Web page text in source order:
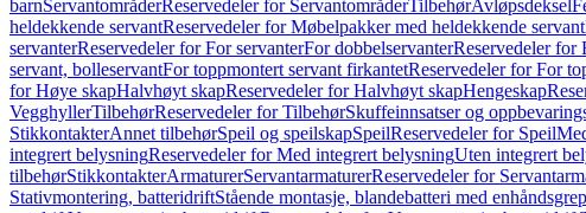
barnServantområderReservedeler for ServantområderTilbehørAvløpsdeksel
heldekkende servantReservedeler for Møbelpakker med heldekkende servant
servanterReservedeler for For servanterFor dobbelservanterReservedeler for
servant, bolleservantFor toppmontert servant firkantetReservedeler for For
for Høye skapHalvhøyt skapReservedeler for Halvhøyt skapHengeskap
VegghyllerTilbehørReservedeler for TilbehørSkuffeinnsatser og
StikkontakterAnnet tilbehørSpeil og speilskapSpeilReservedeler for Speil
integrert belysningReservedeler for Med integrert belysningUten integrert
tilbehørStikkontakterArmaturerServantarmaturerReservedeler for
Stativmontering, batteridriftStående montasje, blandebatteri med enhåndsgrep